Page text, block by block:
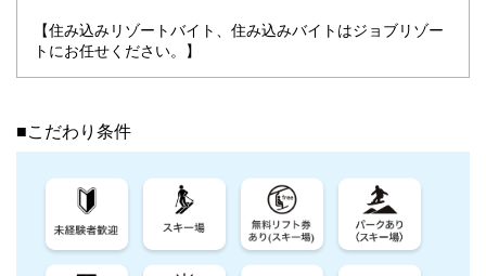
【住み込みリゾートバイト、住み込みバイトはジョブリゾー
トにお任せください。】
■こだわり条件